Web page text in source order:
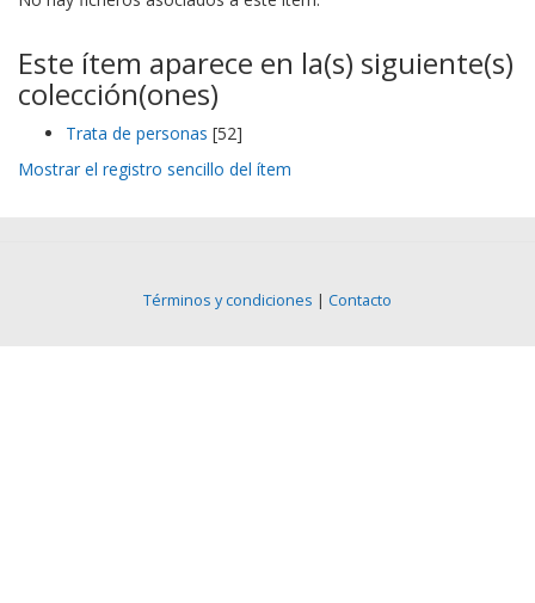
Este ítem aparece en la(s) siguiente(s)
colección(ones)
Trata de personas [52]
Mostrar el registro sencillo del ítem
Términos y condiciones | Contacto